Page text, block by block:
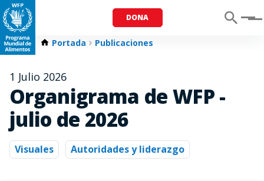
DONA Menu
Portada Publicaciones
1 Julio 2026
Organigrama de WFP -
julio de 2026
Visuales Autoridades y liderazgo